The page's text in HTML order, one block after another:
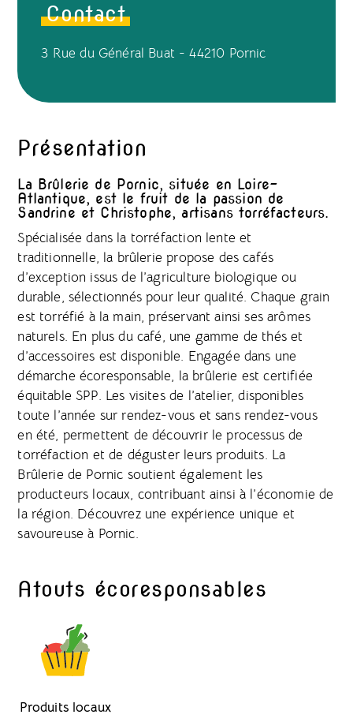
Présentation
La Brûlerie de Pornic, située en Loire-
Atlantique, est le fruit de la passion de
Sandrine et Christophe, artisans torréfacteurs.
Spécialisée dans la torréfaction lente et
traditionnelle, la brûlerie propose des cafés
d’exception issus de l’agriculture biologique ou
durable, sélectionnés pour leur qualité. Chaque grain
est torréfié à la main, préservant ainsi ses arômes
naturels. En plus du café, une gamme de thés et
d’accessoires est disponible. Engagée dans une
démarche écoresponsable, la brûlerie est certifiée
équitable SPP. Les visites de l’atelier, disponibles
toute l’année sur rendez-vous et sans rendez-vous
en été, permettent de découvrir le processus de
torréfaction et de déguster leurs produits. La
Brûlerie de Pornic soutient également les
producteurs locaux, contribuant ainsi à l’économie de
la région. Découvrez une expérience unique et
savoureuse à Pornic.
Atouts écoresponsables
Produits locaux
Contact
3 Rue du Général Buat - 44210 Pornic